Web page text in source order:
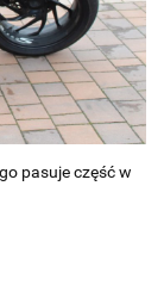
pasuje część w